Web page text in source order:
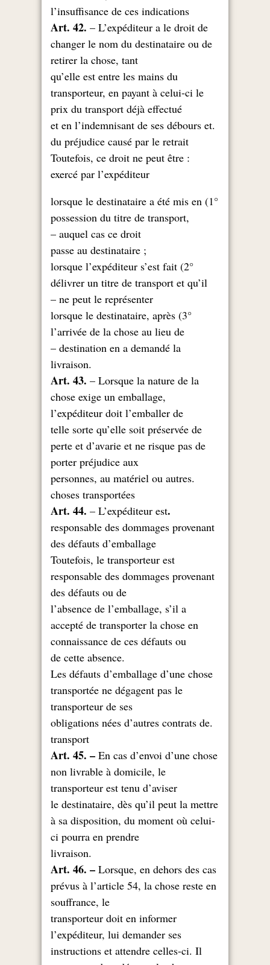
l’insuffisance de ces indications
Art. 42. – L’expéditeur a le droit de
changer le nom du destinataire ou de
retirer la chose, tant
qu’elle est entre les mains du
transporteur, en payant à celui-ci le
prix du transport déjà effectué
.et en l’indemnisant de ses débours et
du préjudice causé par le retrait
: Toutefois, ce droit ne peut être
exercé par l’expéditeur
1°) lorsque le destinataire a été mis en
possession du titre de transport,
auquel cas ce droit –
; passe au destinataire
2°) lorsque l’expéditeur s’est fait
délivrer un titre de transport et qu’il
ne peut le représenter –
3°) lorsque le destinataire, après
l’arrivée de la chose au lieu de
destination en a demandé la –
.livraison
Art. 43. – Lorsque la nature de la
chose exige un emballage,
l’expéditeur doit l’emballer de
telle sorte qu’elle soit préservée de
perte et d’avarie et ne risque pas de
porter préjudice aux
.personnes, au matériel ou autres
choses transportées
.Art. 44.
– L’expéditeur est
responsable des dommages provenant
des défauts d’emballage
Toutefois, le transporteur est
responsable des dommages provenant
des défauts ou de
l’absence de l’emballage, s’il a
accepté de transporter la chose en
connaissance de ces défauts ou
.de cette absence
Les défauts d’emballage d’une chose
transportée ne dégagent pas le
transporteur de ses
.obligations nées d’autres contrats de
transport
Art. 45. – En cas d’envoi d’une chose
non livrable à domicile, le
transporteur est tenu d’aviser
le destinataire, dès qu’il peut la mettre
à sa disposition, du moment où celui-
ci pourra en prendre
.livraison
Art. 46. – Lorsque, en dehors des cas
prévus à l’article 54, la chose reste en
souffrance, le
transporteur doit en informer
l’expéditeur, lui demander ses
instructions et attendre celles-ci. Il